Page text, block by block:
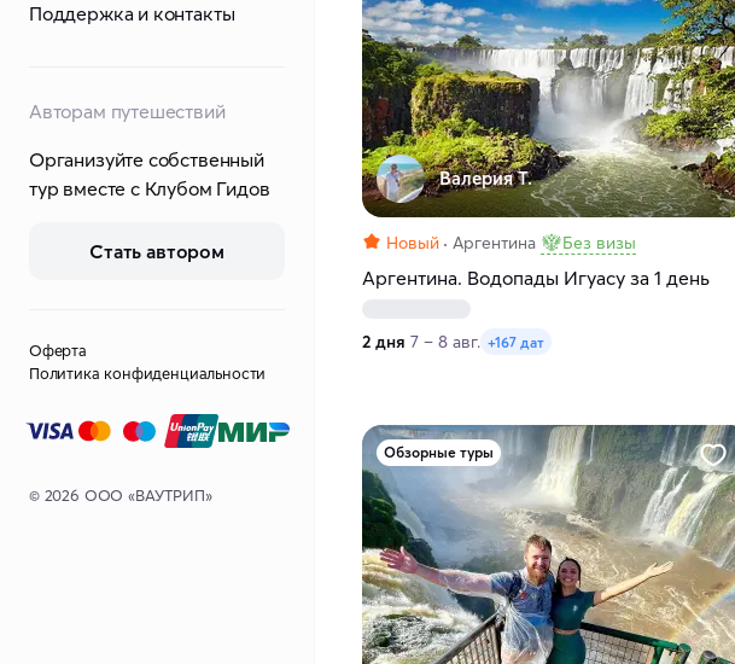
Поддержка и контакты
Авторам путешествий
Организуйте собственный
тур вместе с Клубом Гидов
Стать автором
Оферта
Политика конфиденциальности
© 2026 ООО «ВАУТРИП»
Валерия Т.
Новый Аргентина Без визы
Аргентина. Водопады Игуасу за 1 день
2 дня 7 – 8 авг. +167 дат
Обзорные туры